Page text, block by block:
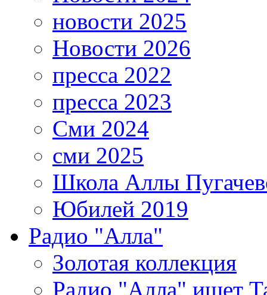
новости 2025
Новости 2026
пресса 2022
пресса 2023
Сми 2024
сми 2025
Школа Аллы
Юбилей 2019
Радио "Алла"
Золотая коллекция
Радио "Алла" ищет